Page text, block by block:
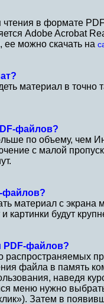
чтения в формате
Adobe Acrobat
ее можно скачать на
материал в точно
файлов?
по объему, чем
с малой
файлов?
материал с
будут
PDF-файлов?
распространяемых
файла в память
наведя
меню нужно
Затем в